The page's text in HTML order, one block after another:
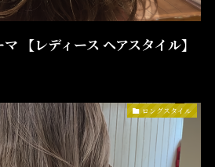
【レディース ヘアスタイル】
ロングスタイル